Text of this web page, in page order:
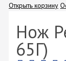
Открыть корзину
Нож
65Г)